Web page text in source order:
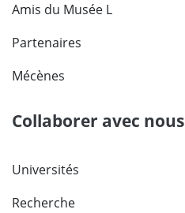
Amis du Musée L
Partenaires
Mécènes
Collaborer avec nous
Universités
Recherche